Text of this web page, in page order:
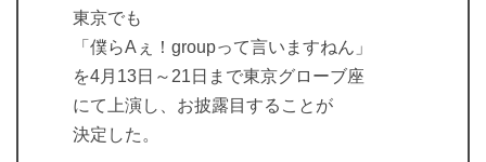
東京でも
「僕らAぇ！groupって言いますねん」
を4月13日～21日まで東京グローブ座
にて上演し、お披露目することが
決定した。